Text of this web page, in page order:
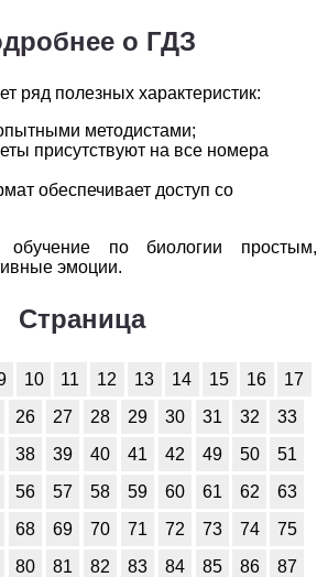
5
Черчение
5 6 7 8 9 10
Экология
5 6 7 8 9 10
11
о ГДЗ
ряд полезных характеристик:
методистами;
присутствуют на все номера
обеспечивает доступ со
обучение по биологии простым,
эмоции.
Страница
10 11 12 13 14 15 16
17
26 27 28 29 30 31 32
33
38 39 40 41 42 49 50
51
56 57 58 59 60 61 62
63
68 69 70 71 72 73 74
75
80 81 82 83 84 85 86 87